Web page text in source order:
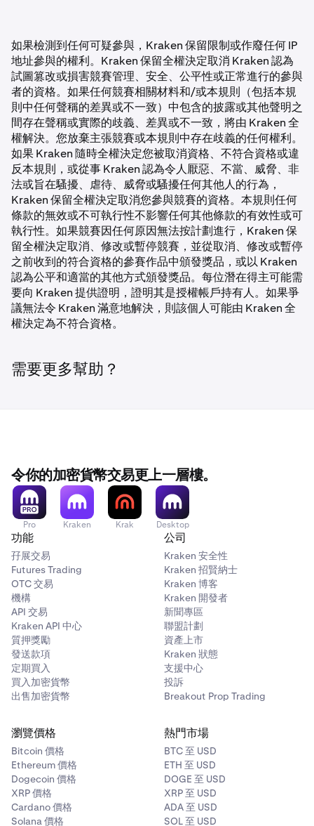
如果檢測到任何可疑參與，Kraken 保留限制或作廢任何 IP
地址參與的權利。Kraken 保留全權決定取消 Kraken 認為
試圖篡改或損害競賽管理、安全、公平性或正常進行的參與
者的資格。如果任何競賽相關材料和/或本規則（包括本規
則中任何聲稱的差異或不一致）中包含的披露或其他聲明之
間存在聲稱或實際的歧義、差異或不一致，將由 Kraken 全
權解決。您放棄主張競賽或本規則中存在歧義的任何權利。
如果 Kraken 隨時全權決定您被取消資格、不符合資格或違
反本規則，或從事 Kraken 認為令人厭惡、不當、威脅、非
法或旨在騷擾、虐待、威脅或騷擾任何其他人的行為，
Kraken 保留全權決定取消您參與競賽的資格。本規則任何
條款的無效或不可執行性不影響任何其他條款的有效性或可
執行性。如果競賽因任何原因無法按計劃進行，Kraken 保
留全權決定取消、修改或暫停競賽，並從取消、修改或暫停
之前收到的符合資格的參賽作品中頒發獎品，或以 Kraken
認為公平和適當的其他方式頒發獎品。每位潛在得主可能需
要向 Kraken 提供證明，證明其是授權帳戶持有人。如果爭
議無法令 Kraken 滿意地解決，則該個人可能由 Kraken 全
權決定為不符合資格。
需要更多幫助？
令你的加密貨幣交易更上一層樓。
Pro Kraken Krak Desktop
功能
孖展交易
Futures Trading
OTC 交易
機構
API 交易
Kraken API 中心
質押獎勵
發送款項
定期買入
買入加密貨幣
出售加密貨幣
公司
Kraken 安全性
Kraken 招賢納士
Kraken 博客
Kraken 開發者
新聞專區
聯盟計劃
資產上市
Kraken 狀態
支援中心
投訴
Breakout Prop Trading
瀏覽價格
Bitcoin 價格
Ethereum 價格
Dogecoin 價格
XRP 價格
Cardano 價格
Solana 價格
熱門市場
BTC 至 USD
ETH 至 USD
DOGE 至 USD
XRP 至 USD
ADA 至 USD
SOL 至 USD